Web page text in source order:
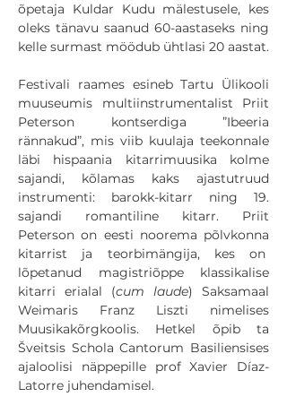
õpetaja Kuldar Kudu mälestusele, kes
oleks tänavu saanud 60-aastaseks ning
kelle surmast möödub ühtlasi 20 aastat.
Festivali raames esineb Tartu Ülikooli
muuseumis multiinstrumentalist Priit
Peterson kontserdiga ”Ibeeria
rännakud”, mis viib kuulaja teekonnale
läbi hispaania kitarrimuusika kolme
sajandi, kõlamas kaks ajastutruud
instrumenti: barokk-kitarr ning 19.
sajandi romantiline kitarr. Priit
Peterson on eesti noorema põlvkonna
kitarrist ja teorbimängija, kes on
lõpetanud magistriõppe klassikalise
kitarri erialal (cum laude) Saksamaal
Weimaris Franz Liszti nimelises
Muusikakõrgkoolis. Hetkel õpib ta
Šveitsis Schola Cantorum Basiliensises
ajaloolisi näppepille prof Xavier Díaz-
Latorre juhendamisel.